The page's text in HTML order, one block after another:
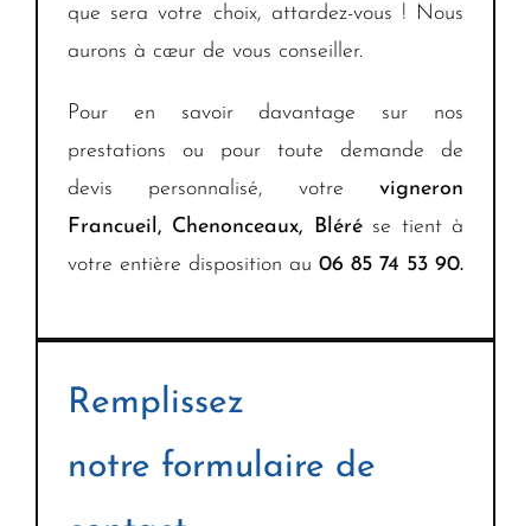
que sera votre choix, attardez-vous ! Nous
aurons à cœur de vous conseiller.
Pour en savoir davantage sur nos
prestations ou pour toute demande de
devis personnalisé, votre vigneron
Francueil, Chenonceaux, Bléré se tient à
votre entière disposition au 06 85 74 53 90.
Remplissez
notre formulaire de